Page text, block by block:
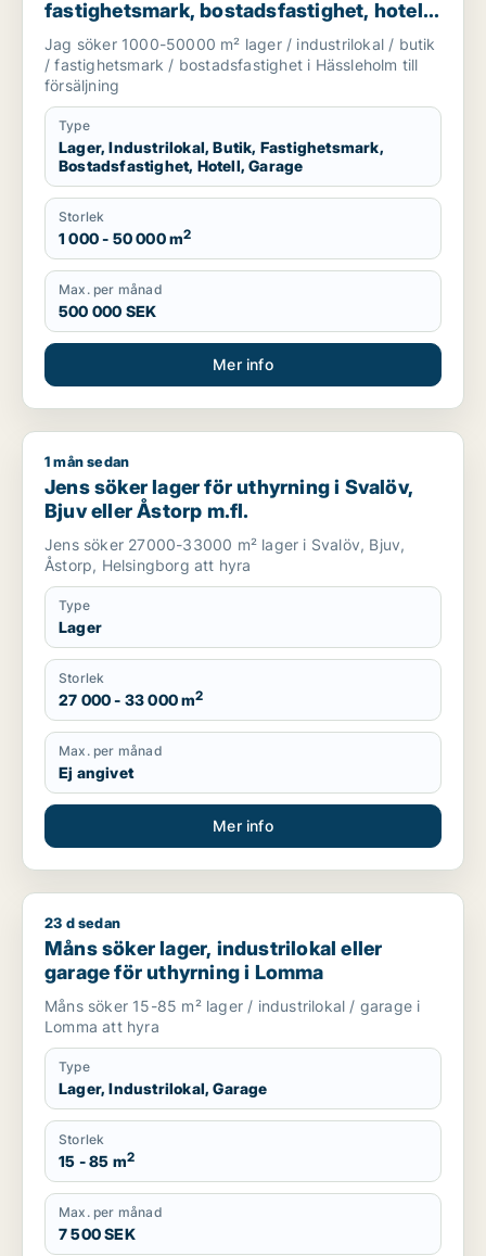
fastighetsmark, bostadsfastighet, hotell
eller garage till salu i Hässleholm
Jag söker 1000-50000 m² lager / industrilokal / butik
/ fastighetsmark / bostadsfastighet i Hässleholm till
försäljning
Type
Lager, Industrilokal, Butik, Fastighetsmark,
Bostadsfastighet, Hotell, Garage
Storlek
1 000 - 50 000 m2
Max. per månad
500 000 SEK
Mer info
Jens söker lager för uthyrning i Svalöv, Bjuv eller Åstorp
1 mån sedan
Jens söker lager för uthyrning i Svalöv,
Bjuv eller Åstorp m.fl.
Jens söker 27000-33000 m² lager i Svalöv, Bjuv,
Åstorp, Helsingborg att hyra
Type
Lager
Storlek
27 000 - 33 000 m2
Max. per månad
Ej angivet
Mer info
Måns söker lager, industrilokal eller garage för uthyrning i
23 d sedan
Måns söker lager, industrilokal eller
garage för uthyrning i Lomma
Måns söker 15-85 m² lager / industrilokal / garage i
Lomma att hyra
Type
Lager, Industrilokal, Garage
Storlek
15 - 85 m2
Max. per månad
7 500 SEK